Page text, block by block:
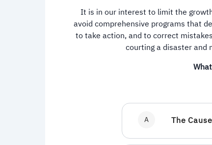
It is in our interest to limit the
avoid comprehensive programs that
to take action, and to correct
courting a disaster
A The